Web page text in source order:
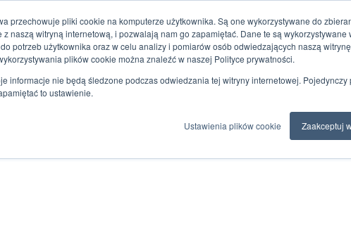
przechowuje pliki cookie na komputerze użytkownika. Są one wykorzystywane do
z naszą witryną internetową, i pozwalają nam go zapamiętać. Dane te są
potrzeb użytkownika oraz w celu analizy i pomiarów osób odwiedzających naszą
plików cookie można znaleźć w naszej Polityce prywatności.
informacje nie będą śledzone podczas odwiedzania tej witryny internetowej.
to ustawienie.
Ustawienia plików cookie Zaakceptuj